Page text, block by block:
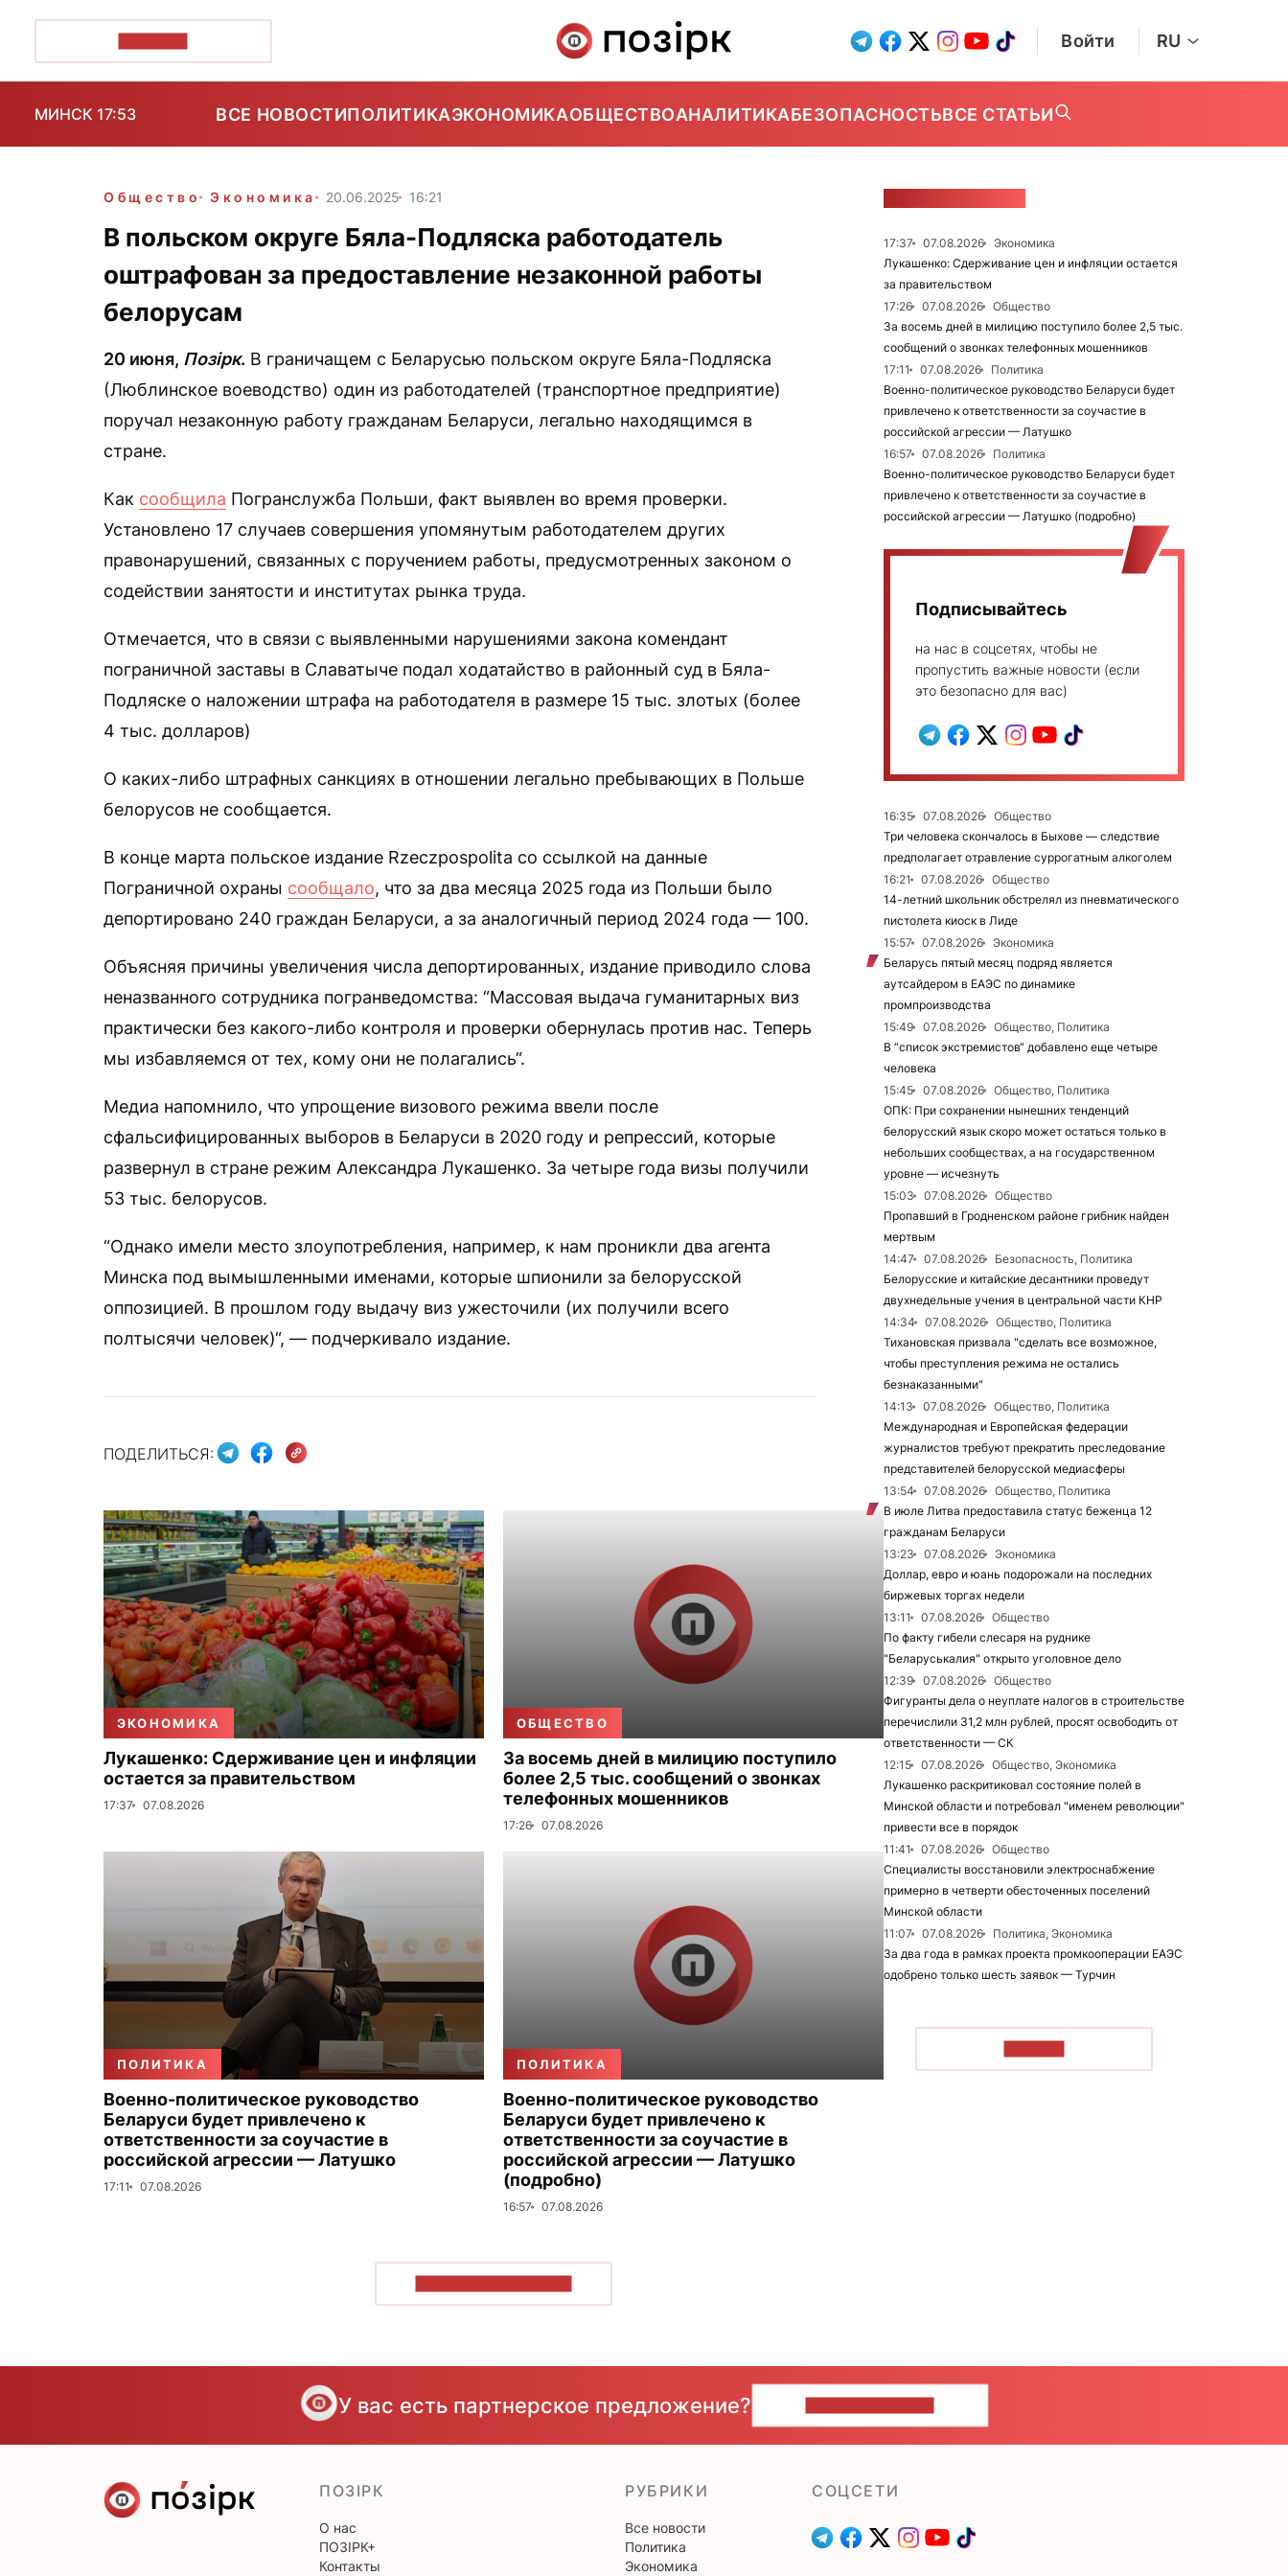
Войти RU
МИНСК 17:53 ВСЕ НОВОСТИПОЛИТИКАЭКОНОМИКАОБЩЕСТВОАНАЛИТИКАБЕЗОПАСНОСТЬВСЕ СТАТЬИ
Общество Экономика 20.06.2025 16:21
В польском округе Бяла-Подляска работодатель
оштрафован за предоставление незаконной работы
белорусам
20 июня, Позірк. В граничащем с Беларусью польском округе Бяла-Подляска
(Люблинское воеводство) один из работодателей (транспортное предприятие)
поручал незаконную работу гражданам Беларуси, легально находящимся в
стране.
Как сообщила Погранслужба Польши, факт выявлен во время проверки.
Установлено 17 случаев совершения упомянутым работодателем других
правонарушений, связанных с поручением работы, предусмотренных законом о
содействии занятости и институтах рынка труда.
Отмечается, что в связи с выявленными нарушениями закона комендант
пограничной заставы в Славатыче подал ходатайство в районный суд в Бяла-
Подляске о наложении штрафа на работодателя в размере 15 тыс. злотых (более
4 тыс. долларов)
О каких-либо штрафных санкциях в отношении легально пребывающих в Польше
белорусов не сообщается.
В конце марта польское издание Rzeczpospolita со ссылкой на данные
Пограничной охраны сообщало, что за два месяца 2025 года из Польши было
депортировано 240 граждан Беларуси, а за аналогичный период 2024 года — 100.
Объясняя причины увеличения числа депортированных, издание приводило слова
неназванного сотрудника погранведомства: “Массовая выдача гуманитарных виз
практически без какого-либо контроля и проверки обернулась против нас. Теперь
мы избавляемся от тех, кому они не полагались“.
Медиа напомнило, что упрощение визового режима ввели после
сфальсифицированных выборов в Беларуси в 2020 году и репрессий, которые
развернул в стране режим Александра Лукашенко. За четыре года визы получили
53 тыс. белорусов.
“Однако имели место злоупотребления, например, к нам проникли два агента
Минска под вымышленными именами, которые шпионили за белорусской
оппозицией. В прошлом году выдачу виз ужесточили (их получили всего
полтысячи человек)“, — подчеркивало издание.
ПОДЕЛИТЬСЯ:
ЭКОНОМИКА
Лукашенко: Сдерживание цен и инфляции
остается за правительством
17:37 07.08.2026
ОБЩЕСТВО
За восемь дней в милицию поступило
более 2,5 тыс. сообщений о звонках
телефонных мошенников
17:26 07.08.2026
ПОЛИТИКА
Военно-политическое руководство
Беларуси будет привлечено к
ответственности за соучастие в
российской агрессии — Латушко
17:11 07.08.2026
ПОЛИТИКА
Военно-политическое руководство
Беларуси будет привлечено к
ответственности за соучастие в
российской агрессии — Латушко
(подробно)
16:57 07.08.2026
17:37 07.08.2026
Экономика
Лукашенко: Сдерживание цен и инфляции остается
за правительством
17:26
07.08.2026
Общество
За восемь дней в милицию поступило более 2,5 тыс.
сообщений о звонках телефонных мошенников
17:11
07.08.2026
Политика
Военно-политическое руководство Беларуси будет
привлечено к ответственности за соучастие в
российской агрессии — Латушко
16:57
07.08.2026
Политика
Военно-политическое руководство Беларуси будет
привлечено к ответственности за соучастие в
российской агрессии — Латушко (подробно)
Подписывайтесь
на нас в соцсетях, чтобы не
пропустить важные новости (если
это безопасно для вас)
16:35 07.08.2026
Общество
Три человека скончалось в Быхове — следствие
предполагает отравление суррогатным алкоголем
16:21
07.08.2026
Общество
14-летний школьник обстрелял из пневматического
пистолета киоск в Лиде
15:57
07.08.2026
Экономика
Беларусь пятый месяц подряд является
аутсайдером в ЕАЭС по динамике
промпроизводства
15:49
07.08.2026
Общество, Политика
В “список экстремистов“ добавлено еще четыре
человека
15:45
07.08.2026
Общество, Политика
ОПК: При сохранении нынешних тенденций
белорусский язык скоро может остаться только в
небольших сообществах, а на государственном
уровне — исчезнуть
15:03
07.08.2026
Общество
Пропавший в Гродненском районе грибник найден
мертвым
14:47
07.08.2026
Безопасность, Политика
Белорусские и китайские десантники проведут
двухнедельные учения в центральной части КНР
14:34
07.08.2026
Общество, Политика
Тихановская призвала "сделать все возможное,
чтобы преступления режима не остались
безнаказанными"
14:13
07.08.2026
Общество, Политика
Международная и Европейская федерации
журналистов требуют прекратить преследование
представителей белорусской медиасферы
13:54
07.08.2026
Общество, Политика
В июле Литва предоставила статус беженца 12
гражданам Беларуси
13:23
07.08.2026
Экономика
Доллар, евро и юань подорожали на последних
биржевых торгах недели
13:11
07.08.2026
Общество
По факту гибели слесаря на руднике
"Беларуськалия" открыто уголовное дело
12:39
07.08.2026
Общество
Фигуранты дела о неуплате налогов в строительстве
перечислили 31,2 млн рублей, просят освободить от
ответственности — СК
12:15
07.08.2026
Общество, Экономика
Лукашенко раскритиковал состояние полей в
Минской области и потребовал "именем революции"
привести все в порядок
11:41
07.08.2026
Общество
Специалисты восстановили электроснабжение
примерно в четверти обесточенных поселений
Минской области
11:07
07.08.2026
Политика, Экономика
За два года в рамках проекта промкооперации ЕАЭС
одобрено только шесть заявок — Турчин
У вас есть партнерское предложение?
ПОЗІРК
О нас
ПОЗІРК+
Контакты
РУБРИКИ
Все новости
Политика
Экономика
CОЦСЕТИ